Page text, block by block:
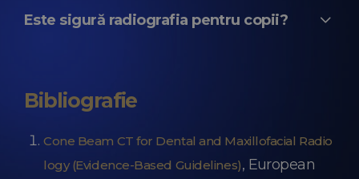
plană, 2D, fiind ideală pentru controlul
structurilor osoase, dentare și nervoase.
Este sigură radiografia pentru copii?
medic pentru a evalua creșterea, doza de
radiații este minimă, beneficiul diagnostic
depășind cu mult orice risc minor.
Bibliografie
Cone Beam CT for Dental and Maxillofacial Radio
logy (Evidence-Based Guidelines), European